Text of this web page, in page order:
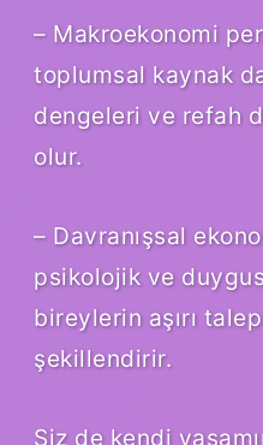
– Makroekonomi
toplumsal kaynak
dengeleri ve refah
olur.
– Davranışsal
psikolojik ve
bireylerin aşırı talep
şekillendirir.
Siz de kendi